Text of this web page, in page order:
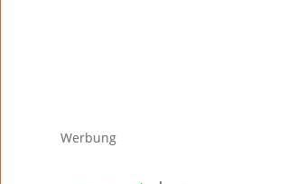
Werbung